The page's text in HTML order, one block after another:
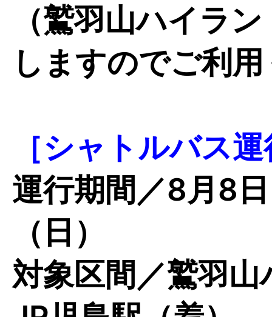
（鷲羽山ハイラ
しますのでご利
［シャトルバス
運行期間／8月8
（日）
対象区間／鷲羽